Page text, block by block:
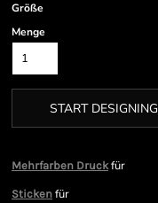
Größe
Menge
START DESIGNING
Mehrfarben Druckfür
Sticken für